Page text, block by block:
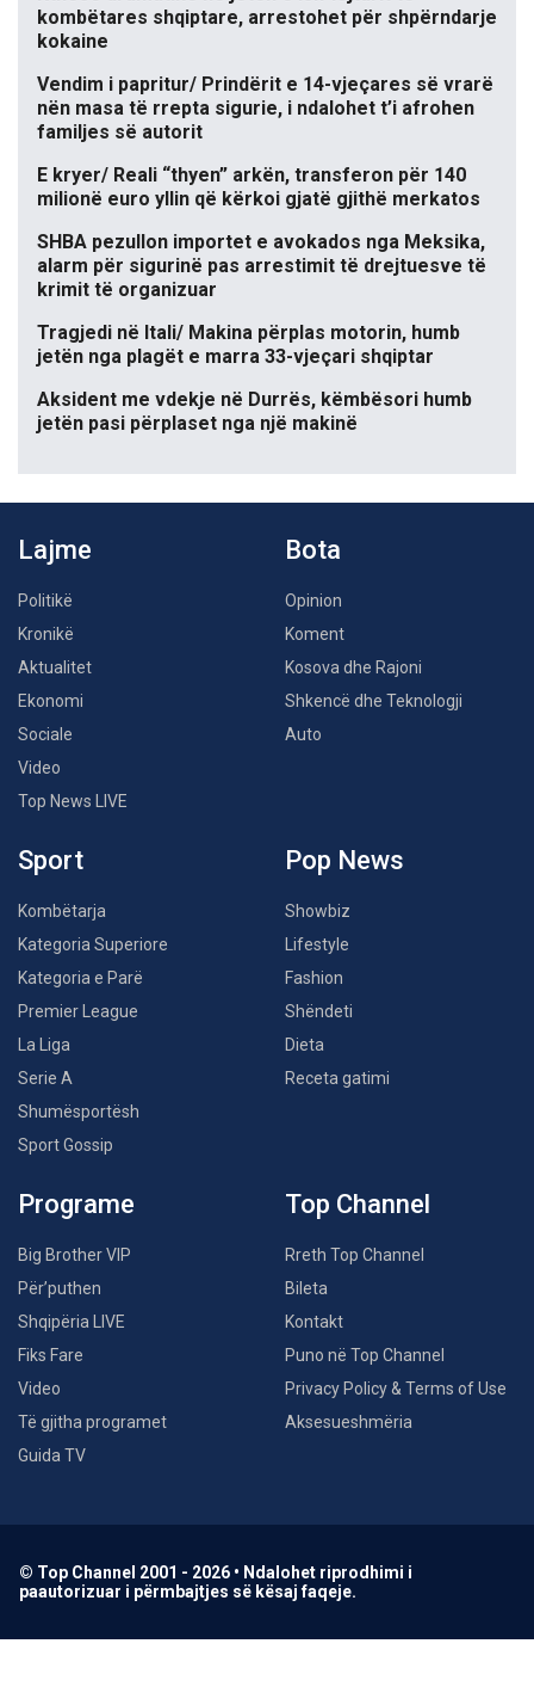
kombëtares shqiptare, arrestohet për shpërndarje
kokaine
Vendim i papritur/ Prindërit e 14-vjeçares së vrarë
nën masa të rrepta sigurie, i ndalohet t’i afrohen
familjes së autorit
E kryer/ Reali “thyen” arkën, transferon për 140
milionë euro yllin që kërkoi gjatë gjithë merkatos
SHBA pezullon importet e avokados nga Meksika,
alarm për sigurinë pas arrestimit të drejtuesve të
krimit të organizuar
Tragjedi në Itali/ Makina përplas motorin, humb
jetën nga plagët e marra 33-vjeçari shqiptar
Aksident me vdekje në Durrës, këmbësori humb
jetën pasi përplaset nga një makinë
Lajme
Politikë
Kronikë
Aktualitet
Ekonomi
Sociale
Video
Top News LIVE
Bota
Opinion
Koment
Kosova dhe Rajoni
Shkencë dhe Teknologji
Auto
Sport
Kombëtarja
Kategoria Superiore
Kategoria e Parë
Premier League
La Liga
Serie A
Shumësportësh
Sport Gossip
Pop News
Showbiz
Lifestyle
Fashion
Shëndeti
Dieta
Receta gatimi
Programe
Big Brother VIP
Për’puthen
Shqipëria LIVE
Fiks Fare
Video
Të gjitha programet
Guida TV
Top Channel
Rreth Top Channel
Bileta
Kontakt
Puno në Top Channel
Privacy Policy & Terms of Use
Aksesueshmëria
© Top Channel 2001 - 2026 • Ndalohet riprodhimi i
paautorizuar i përmbajtjes së kësaj faqeje.